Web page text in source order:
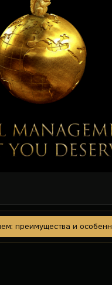
преимущества и